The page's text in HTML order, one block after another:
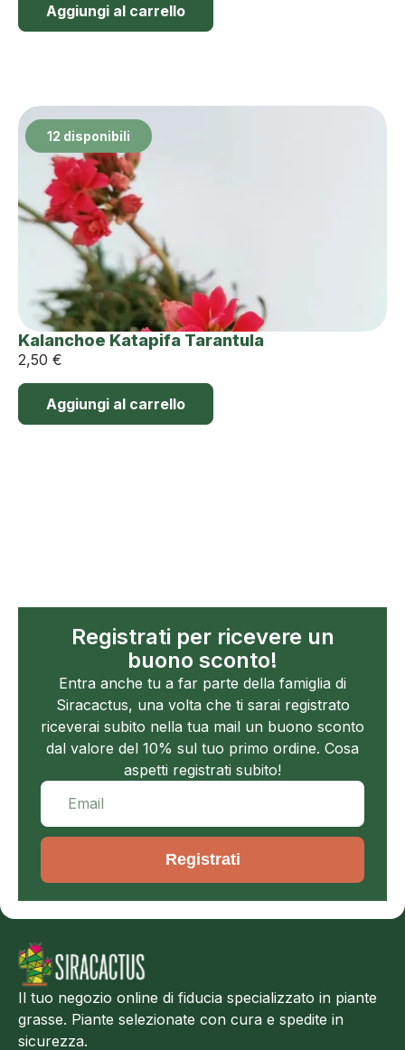
Aggiungi al carrello
12 disponibili
Kalanchoe Katapifa Tarantula
2,50 €
Aggiungi al carrello
Registrati per ricevere un
buono sconto!
Entra anche tu a far parte della famiglia di
Siracactus, una volta che ti sarai registrato
riceverai subito nella tua mail un buono sconto
dal valore del 10% sul tuo primo ordine. Cosa
aspetti registrati subito!
Registrati
Il tuo negozio online di fiducia specializzato in piante
grasse. Piante selezionate con cura e spedite in
sicurezza.